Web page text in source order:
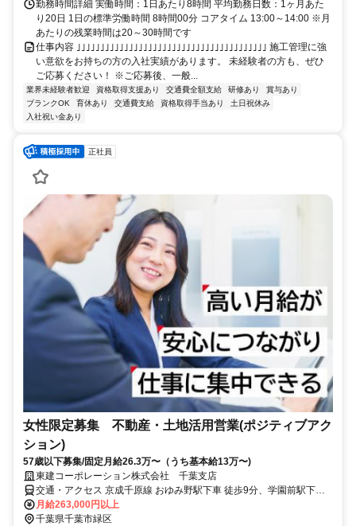
勤務時間詳細 実働時間：1日あたり8時間 平均勤務日数：1ヶ月あた
り20日 1日の標準労働時間 8時間00分 コアタイム 13:00～14:00 ※月
あたりの残業時間は20～30時間です
仕事内容 ｣｣｣｣｣｣｣｣｣｣｣｣｣｣｣｣｣｣｣｣｣｣｣｣｣｣｣｣｣｣｣｣｣｣｣｣｣｣｣｣ 施工管理に強
い意欲をお持ちの方の入社実績があります。 未経験者の方も、ぜひ
ご応募ください！ ※ご応募後、一般...
業界未経験者歓迎 資格取得支援あり 交通費全額支給 研修あり
賞与あり
ブランクOK
育休あり 交通費支給 資格取得手当あり
土日祝休み
入社祝い金あり
正社員
女性限定募集 不動産・土地活用営業(ポジティブアク
ション)
57歳以下募集/固定月給26.3万〜（うち基本給13万〜)
東建コーポレーション株式会社 千葉支店
交通・アクセス 京成千原線 おゆみ野駅下車 徒歩9分、学園前駅下車
徒歩6分
月給263,000円以上
千葉県千葉市緑区